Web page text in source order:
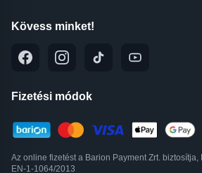
Kövess minket!
Fizetési módok
Az online fizetést a Barion Payment Zrt.
EN-1-1064/2013